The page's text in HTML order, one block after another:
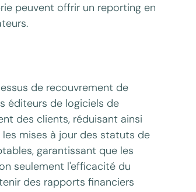
peuvent offrir un reporting en
de recouvrement de
éditeurs de logiciels de
des clients, réduisant ainsi
mises à jour des statuts de
garantissant que les
seulement l'efficacité du
des rapports financiers